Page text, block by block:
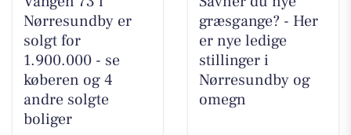
Nørresundby er
solgt for
1.900.000 - se
køberen og 4
andre solgte
boliger
græsgange? - Her
er nye ledige
stillinger i
Nørresundby og
omegn